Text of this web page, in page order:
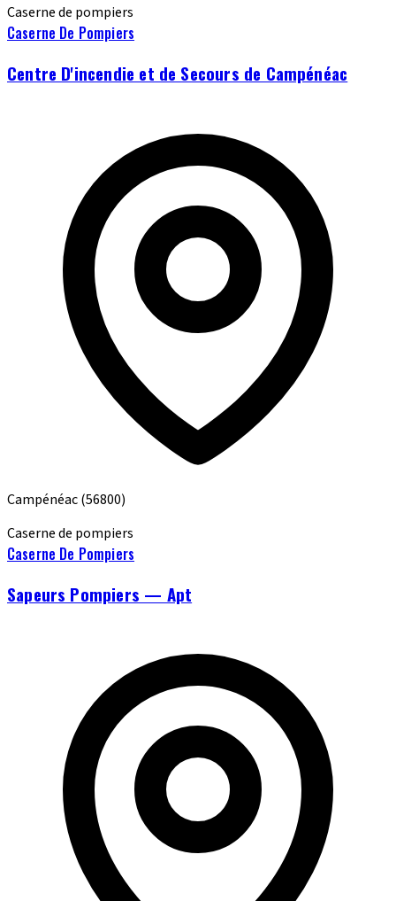
Caserne de pompiers
Caserne De Pompiers
Centre D'incendie et de Secours de Campénéac
Campénéac(56800)
Caserne de pompiers
Caserne De Pompiers
Sapeurs Pompiers — Apt